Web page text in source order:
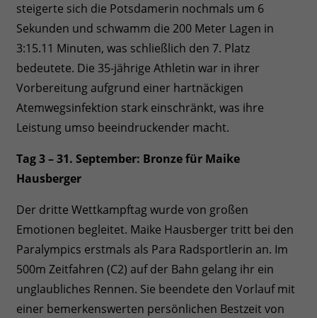
steigerte sich die Potsdamerin nochmals um 6
Sekunden und schwamm die 200 Meter Lagen in
3:15.11 Minuten, was schließlich den 7. Platz
bedeutete. Die 35-jährige Athletin war in ihrer
Vorbereitung aufgrund einer hartnäckigen
Atemwegsinfektion stark einschränkt, was ihre
Leistung umso beeindruckender macht.
Tag 3 – 31. September: Bronze für Maike
Hausberger
Der dritte Wettkampftag wurde von großen
Emotionen begleitet. Maike Hausberger tritt bei den
Paralympics erstmals als Para Radsportlerin an. Im
500m Zeitfahren (C2) auf der Bahn gelang ihr ein
unglaubliches Rennen. Sie beendete den Vorlauf mit
einer bemerkenswerten persönlichen Bestzeit von